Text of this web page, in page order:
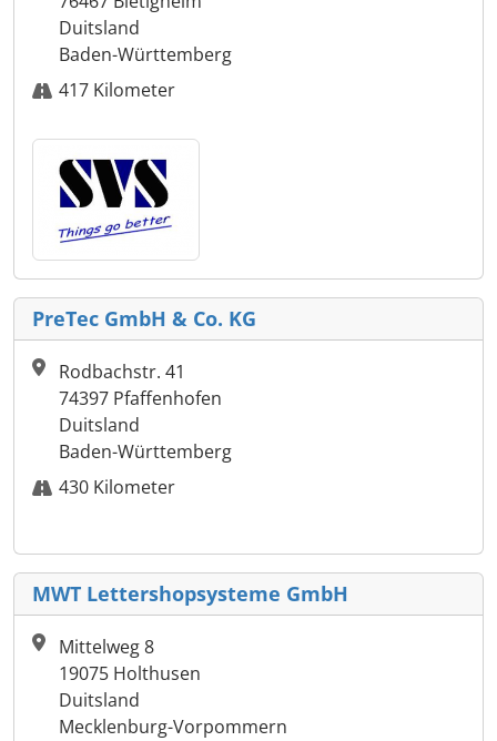
Duitsland
Baden-Württemberg
417 Kilometer
PreTec GmbH & Co. KG
Rodbachstr. 41
74397 Pfaffenhofen
Duitsland
Baden-Württemberg
430 Kilometer
MWT Lettershopsysteme GmbH
Mittelweg 8
19075 Holthusen
Duitsland
Mecklenburg-Vorpommern